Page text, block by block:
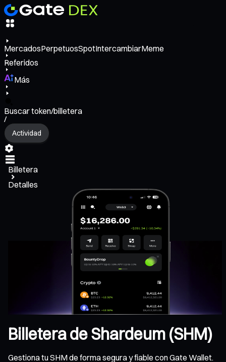
MercadosPerpetuosSpotIntercambiarMeme
Referidos
Más
Buscar token/billetera
/
Actividad
Billetera
Detalles
Billetera de Shardeum (SHM)
Gestiona tu SHM de forma segura y fiable con Gate Wallet.